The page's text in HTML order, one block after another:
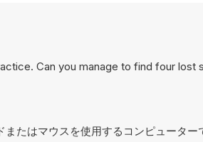
Can you manage to find four lost
たはマウスを使用するコンピューター